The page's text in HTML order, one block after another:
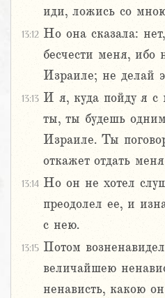
иди, ложись со
13:12 Но она сказала:
бесчести меня, ибо
Израиле; не делай
13:13 И я, куда пойду я с
ты, ты будешь
Израиле. Ты
откажет отдать
13:14 Но он не хотел
преодолел ее, и
с нею.
13:15 Потом
величайшею
ненависть, какою